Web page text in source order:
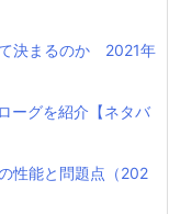
決まるのか 2021年
ーグを紹介【ネタバ
性能と問題点（202